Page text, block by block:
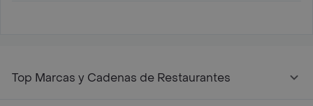
Top Marcas y Cadenas de Restaurantes